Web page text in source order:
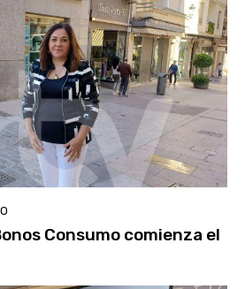
Consumo comienza el